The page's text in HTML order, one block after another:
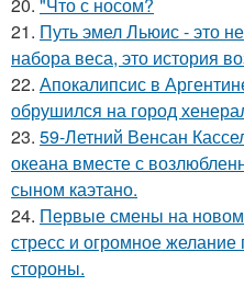
21. Путь эмел Льюис - это
набора веса, это история
22. Апокалипсис в
обрушился на город
23. 59-Летний Венсан
океана вместе с
сыном каэтано.
24. Первые смены на новом
стресс и огромное
стороны.